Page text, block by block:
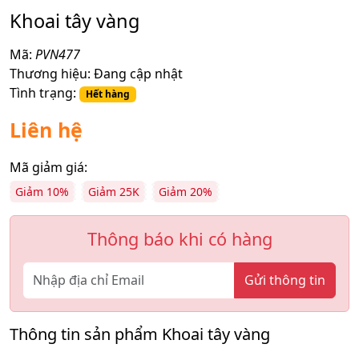
Khoai tây vàng
Mã: PVN477
Thương hiệu: Đang cập nhật
Tình trạng:
Hết hàng
Liên hệ
Mã giảm giá:
Giảm 10% Giảm 25K Giảm 20%
Thông báo khi có hàng
Gửi thông tin
Thông tin sản phẩm Khoai tây vàng